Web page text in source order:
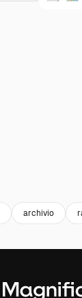
archivio